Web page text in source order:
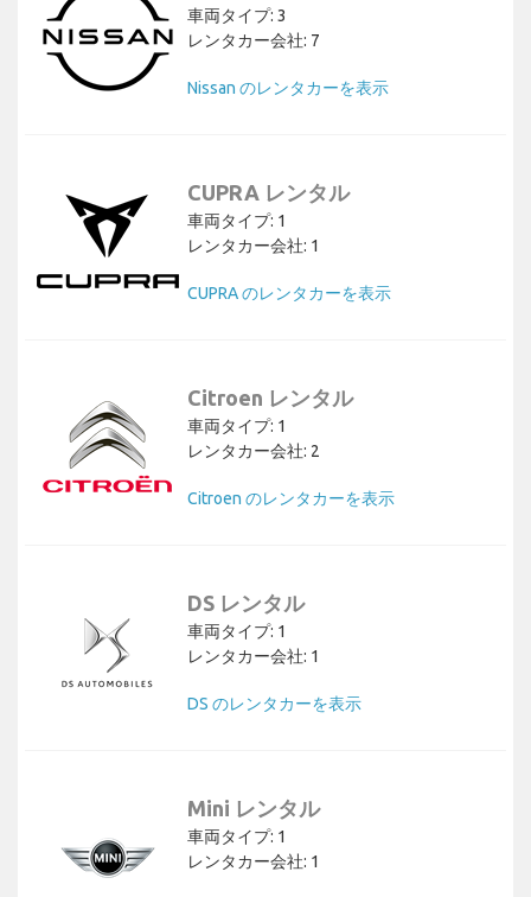
車両タイプ: 3
レンタカー会社: 7
Nissan のレンタカーを表示
CUPRA レンタル
車両タイプ: 1
レンタカー会社: 1
CUPRA のレンタカーを表示
Citroen レンタル
車両タイプ: 1
レンタカー会社: 2
Citroen のレンタカーを表示
DS レンタル
車両タイプ: 1
レンタカー会社: 1
DS のレンタカーを表示
Mini レンタル
車両タイプ: 1
レンタカー会社: 1